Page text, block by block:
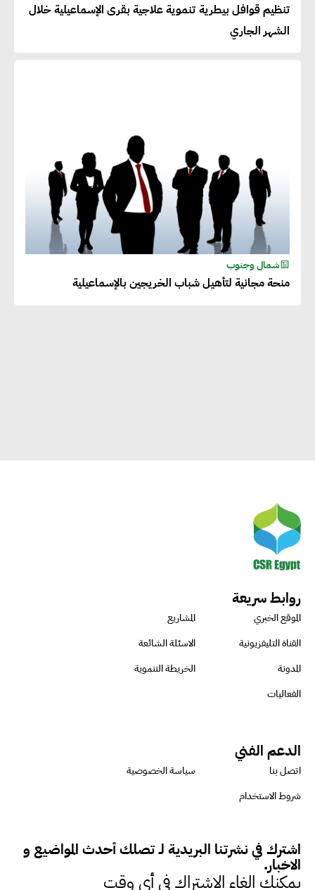
تنظيم قوافل بيطرية تنموية علاجية بقرى الإسماعيلية خلال
الشهر الجاري
شمال وجنوب
منحة مجانية لتأهيل شباب الخريجين بالإسماعيلية
روابط سريعة
الموقع الخبري
المشاريع
القناة التليفزيونية
الاسئلة الشائعة
المدونة
الخريطة التنموية
الفعاليات
الدعم الفني
اتصل بنا
سياسة الخصوصية
شروط الاستخدام
اشترك في نشرتنا البريدية لـ تصلك أحدث المواضيع و
الاخبار.
يمكنك الغاء الاشتراك في أي وقت